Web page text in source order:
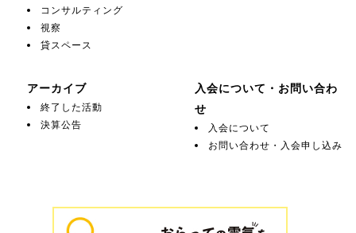
コンサルティング
視察
貸スペース
アーカイブ
終了した活動
決算公告
入会について・お問い合わ
せ
入会について
お問い合わせ・入会申し込み